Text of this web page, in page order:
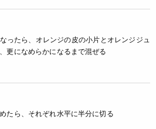
ったら、オレンジの皮の小片とオレンジジュ
更になめらかになるまで混ぜる
たら、それぞれ水平に半分に切る